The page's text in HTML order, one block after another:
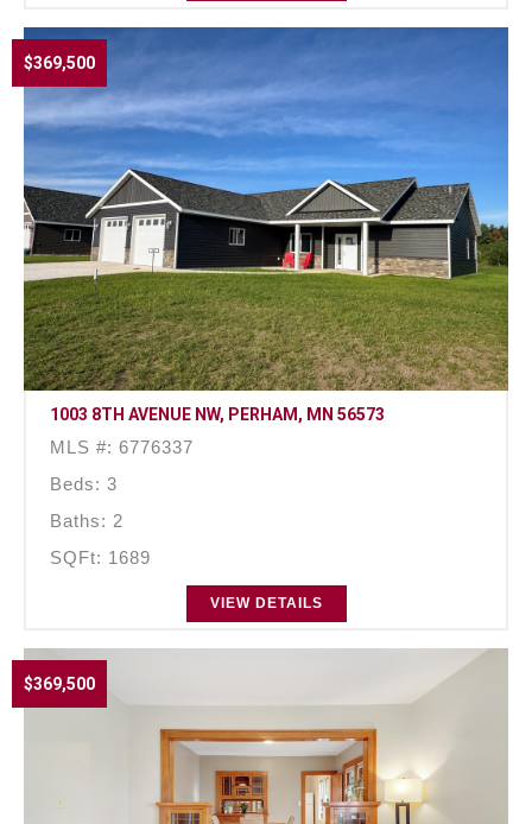
$369,500
1003 8TH AVENUE NW, PERHAM, MN 56573
MLS #: 6776337
Beds: 3
Baths: 2
SQFt: 1689
VIEW DETAILS
$369,500